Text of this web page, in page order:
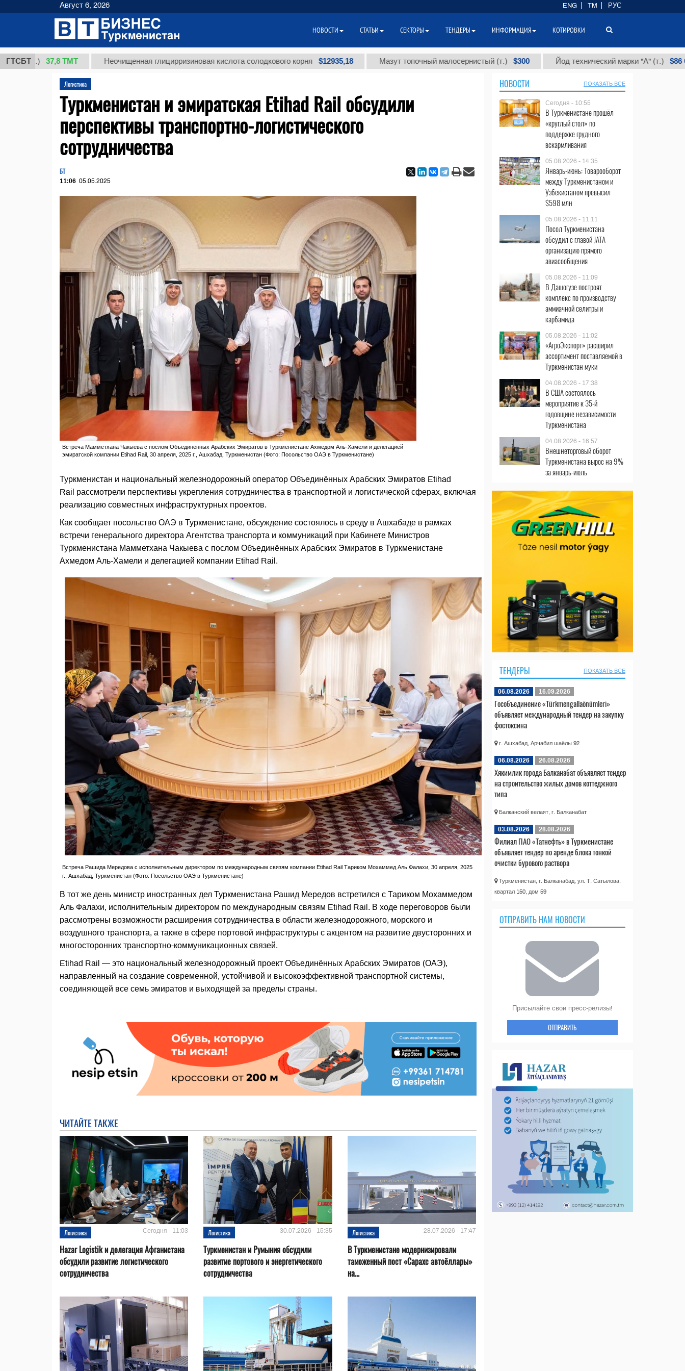
ГТСБТ
37,8 ТМТ Неочищенная глицирризиновая кислота солодкового корня $12935,18 Мазут топочный малосернистый (т.) $300 Йод технический марки "А" (т.) $86 000
Логистика
Туркменистан и эмиратская Etihad Rail обсудили
перспективы транспортно-логистического
сотрудничества
БТ
11:06 05.05.2025
Встреча Мамметхана Чакыева с послом Объединённых Арабских Эмиратов в Туркменистане Ахмедом Аль-Хамели и делегацией
эмиратской компании Etihad Rail, 30 апреля, 2025 г., Ашхабад, Туркменистан (Фото: Посольство ОАЭ в Туркменистане)
Туркменистан и национальный железнодорожный оператор Объединённых Арабских Эмиратов Etihad
Rail рассмотрели перспективы укрепления сотрудничества в транспортной и логистической сферах, включая
реализацию совместных инфраструктурных проектов.
Как сообщает посольство ОАЭ в Туркменистане, обсуждение состоялось в среду в Ашхабаде в рамках
встречи генерального директора Агентства транспорта и коммуникаций при Кабинете Министров
Туркменистана Мамметхана Чакыева с послом Объединённых Арабских Эмиратов в Туркменистане
Ахмедом Аль-Хамели и делегацией компании Etihad Rail.
Встреча Рашида Мередова с исполнительным директором по международным связям компании Etihad Rail Тариком Мохаммед Аль Фалахи, 30 апреля, 2025
г., Ашхабад, Туркменистан (Фото: Посольство ОАЭ в Туркменистане)
В тот же день министр иностранных дел Туркменистана Рашид Мередов встретился с Тариком Мохаммедом
Аль Фалахи, исполнительным директором по международным связям Etihad Rail. В ходе переговоров были
рассмотрены возможности расширения сотрудничества в области железнодорожного, морского и
воздушного транспорта, а также в сфере портовой инфраструктуры с акцентом на развитие двусторонних и
многосторонних транспортно-коммуникационных связей.
Etihad Rail — это национальный железнодорожный проект Объединённых Арабских Эмиратов (ОАЭ),
направленный на создание современной, устойчивой и высокоэффективной транспортной системы,
соединяющей все семь эмиратов и выходящей за пределы страны.
ЧИТАЙТЕ ТАКЖЕ
Логистика Сегодня - 11:03
Hazar Logistik и делегация Афганистана
обсудили развитие логистического
сотрудничества
Логистика 30.07.2026 - 15:35
Туркменистан и Румыния обсудили
развитие портового и энергетического
сотрудничества
Логистика 28.07.2026 - 17:47
В Туркменистане модернизировали
таможенный пост «Сарахс автоёллары»
на...
НОВОСТИ ПОКАЗАТЬ ВСЕ
Сегодня - 10:55
В Туркменистане прошёл
«круглый стол» по
поддержке грудного
вскармливания
05.08.2026 - 14:35
Январь-июнь: Товарооборот
между Туркменистаном и
Узбекистаном превысил
$598 млн
05.08.2026 - 11:11
Посол Туркменистана
обсудил с главой JATA
организацию прямого
авиасообщения
05.08.2026 - 11:09
В Дашогузе построят
комплекс по производству
аммиачной селитры и
карбамида
05.08.2026 - 11:02
«АгроЭкспорт» расширил
ассортимент поставляемой в
Туркменистан муки
04.08.2026 - 17:38
В США состоялось
мероприятие к 35-й
годовщине независимости
Туркменистана
04.08.2026 - 16:57
Внешнеторговый оборот
Туркменистана вырос на 9%
за январь-июль
ТЕНДЕРЫ ПОКАЗАТЬ ВСЕ
06.08.2026 16.09.2026
Гособъединение «Türkmengallaönümleri»
объявляет международный тендер на закупку
фостоксина
г. Ашхабад, Арчабил шаёлы 92
06.08.2026 26.08.2026
Хякимлик города Балканабат объявляет тендер
на строительство жилых домов коттеджного
типа
Балканский велаят, г. Балканабат
03.08.2026 28.08.2026
Филиал ПАО «Татнефть» в Туркменистане
объявляет тендер по аренде блока тонкой
очистки бурового раствора
Туркменистан, г. Балканабад, ул. Т. Сатылова,
квартал 150, дом 59
ОТПРАВИТЬ НАМ НОВОСТИ
Присылайте свои пресс-релизы!
ОТПРАВИТЬ
Август 6, 2026 ENG TM РУС
НОВОСТИ СТАТЬИ СЕКТОРЫ ТЕНДЕРЫ ИНФОРМАЦИЯ КОТИРОВКИ